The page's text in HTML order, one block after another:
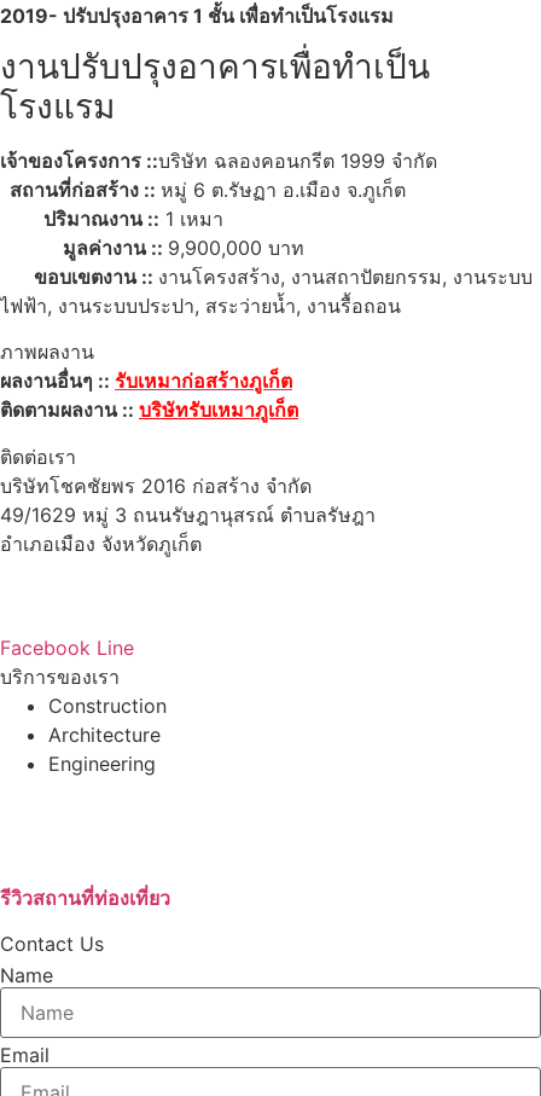
2019- ปรับปรุงอาคาร 1 ชั้น เพื่อทำเป็นโรงแรม
งานปรับปรุงอาคารเพื่อทำเป็น
โรงแรม
เจ้าของโครงการ ::บริษัท ฉลองคอนกรีต 1999 จำกัด
สถานที่ก่อสร้าง :: หมู่ 6 ต.รัษฏา อ.เมือง จ.ภูเก็ต
ปริมาณงาน :: 1 เหมา
มูลค่างาน :: 9,900,000 บาท
ขอบเขตงาน :: งานโครงสร้าง, งานสถาปัตยกรรม, งานระบบ
ไฟฟ้า, งานระบบประปา, สระว่ายน้ำ, งานรื้อถอน
ภาพผลงาน
ผลงานอื่นๆ :: รับเหมาก่อสร้างภูเก็ต
ติดตามผลงาน :: บริษัทรับเหมาภูเก็ต
ติดต่อเรา
บริษัทโชคชัยพร 2016 ก่อสร้าง จำกัด
49/1629 หมู่ 3 ถนนรัษฎานุสรณ์ ตำบลรัษฎา
อำเภอเมือง จังหวัดภูเก็ต
Facebook Line
บริการของเรา
Construction
Architecture
Engineering
รีวิวสถานที่ท่องเที่ยว
Contact Us
Name
Email